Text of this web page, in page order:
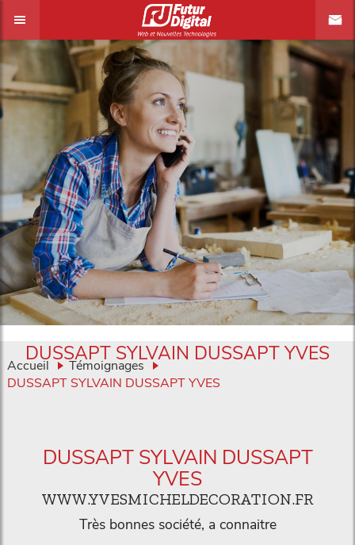
Accueil
Témoignages
DUSSAPT SYLVAIN DUSSAPT YVES
DUSSAPT SYLVAIN DUSSAPT YVES
DUSSAPT SYLVAIN DUSSAPT
YVES
WWW.YVESMICHELDECORATION.FR
Très bonnes société, a connaitre